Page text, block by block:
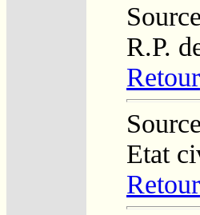
R.P.
Retour
Etat
Retour